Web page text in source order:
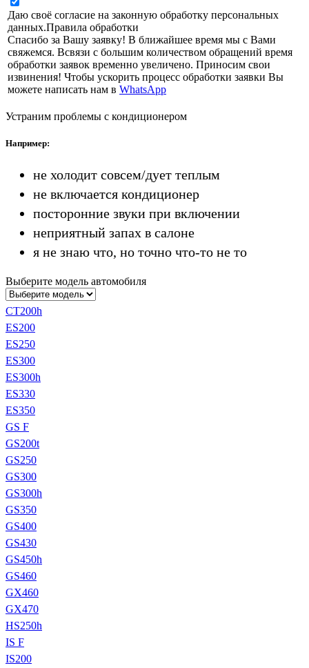
Даю своё согласие на законную обработку персональных
данных.Правила обработки
Спасибо за Вашу заявку! В ближайшее время мы с Вами
свяжемся. Всвязи с большим количеством обращений время
обработки заявок временно увеличено. Приносим свои
извинения! Чтобы ускорить процесс обработки заявки Вы
можете написать нам в WhatsApp
Устраним проблемы с кондиционером
Например:
не холодит совсем/дует теплым
не включается кондиционер
посторонние звуки при включении
неприятный запах в салоне
я не знаю что, но точно что-то не то
Выберите модель автомобиля
CT200h
ES200
ES250
ES300
ES300h
ES330
ES350
GS F
GS200t
GS250
GS300
GS300h
GS350
GS400
GS430
GS450h
GS460
GX460
GX470
HS250h
IS F
IS200